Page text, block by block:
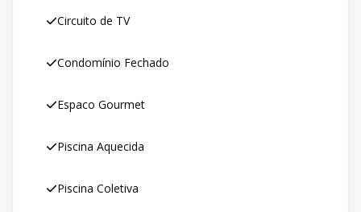
Circuito de TV
Condomínio Fechado
Espaco Gourmet
Piscina Aquecida
Piscina Coletiva